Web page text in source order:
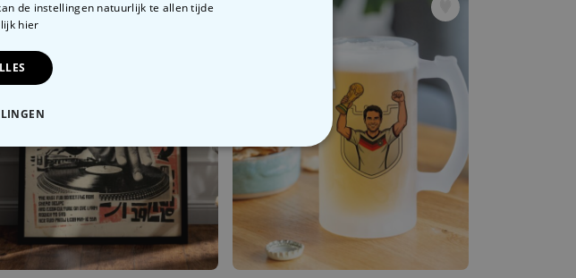
de instellingen natuurlijk te allen tijde
hier
MARKETING OVERIGE